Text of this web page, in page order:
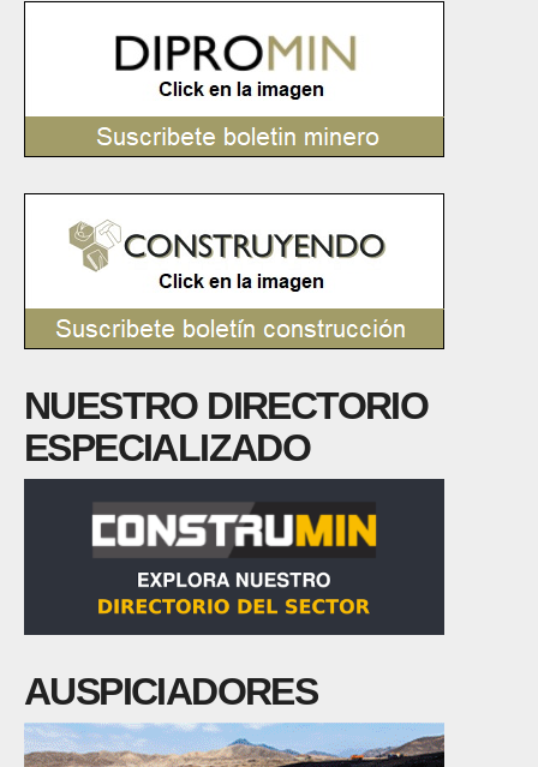
NUESTRO DIRECTORIO
ESPECIALIZADO
AUSPICIADORES